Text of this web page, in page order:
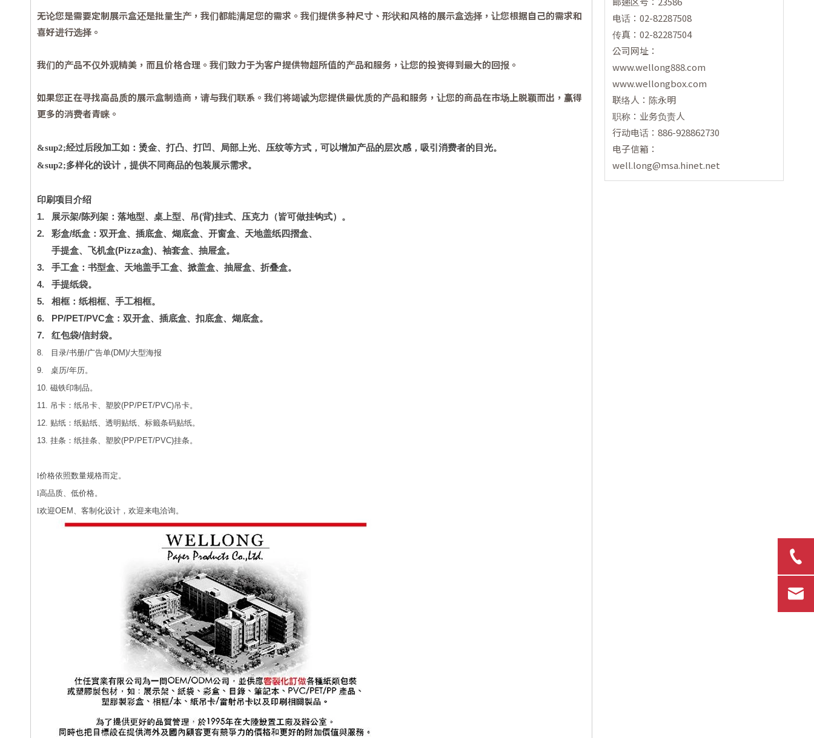
无论您是需要定制展示盒还是批量生产，我们都能满足您的需求。我们提供多种尺寸、形状和风格的展示盒选择，让您根据自己的需求和
喜好进行选择。
我们的产品不仅外观精美，而且价格合理。我们致力于为客户提供物超所值的产品和服务，让您的投资得到最大的回报。
如果您正在寻找高品质的展示盒制造商，请与我们联系。我们将竭诚为您提供最优质的产品和服务，让您的商品在市场上脱颖而出，赢得
更多的消费者青睐。
&sup2;经过后段加工如：烫金、打凸、打凹、局部上光、压纹等方式，可以增加产品的层次感，吸引消费者的目光。
&sup2;多样化的设计，提供不同商品的包装展示需求。
印刷项目介绍
1.
展示架/陈列架：落地型、桌上型、吊(背)挂式、压克力（皆可做挂钩式）。
2. 彩盒/纸盒：双开盒、插底盒、煳底盒、开窗盒、天地盖纸四摺盒、
手提盒、飞机盒(Pizza盒)、袖套盒、抽屉盒。
3. 手工盒：书型盒、天地盖手工盒、掀盖盒、抽屉盒、折叠盒。
4. 手提纸袋。
5. 相框：纸相框、手工相框。
6. PP/PET/PVC盒：双开盒、插底盒、扣底盒、煳底盒。
7. 红包袋/信封袋。
8. 目录/书册/广告单(DM)/大型海报
9. 桌历/年历。
10. 磁铁印制品。
11. 吊卡：纸吊卡、塑胶(PP/PET/PVC)吊卡。
12. 贴纸：纸贴纸、透明贴纸、标籤条码贴纸。
13. 挂条：纸挂条、塑胶(PP/PET/PVC)挂条。
l价格依照数量规格而定。
l高品质、低价格。
l欢迎OEM 、客制化设计，欢迎来电洽询。
电话：02-82287508
传真：02-82287504
公司网址：
www.wellong888.com
www.wellongbox.com
联络人：陈永明
职称：业务负责人
行动电话：886-928862730
电子信箱：
well.long@msa.hinet.net